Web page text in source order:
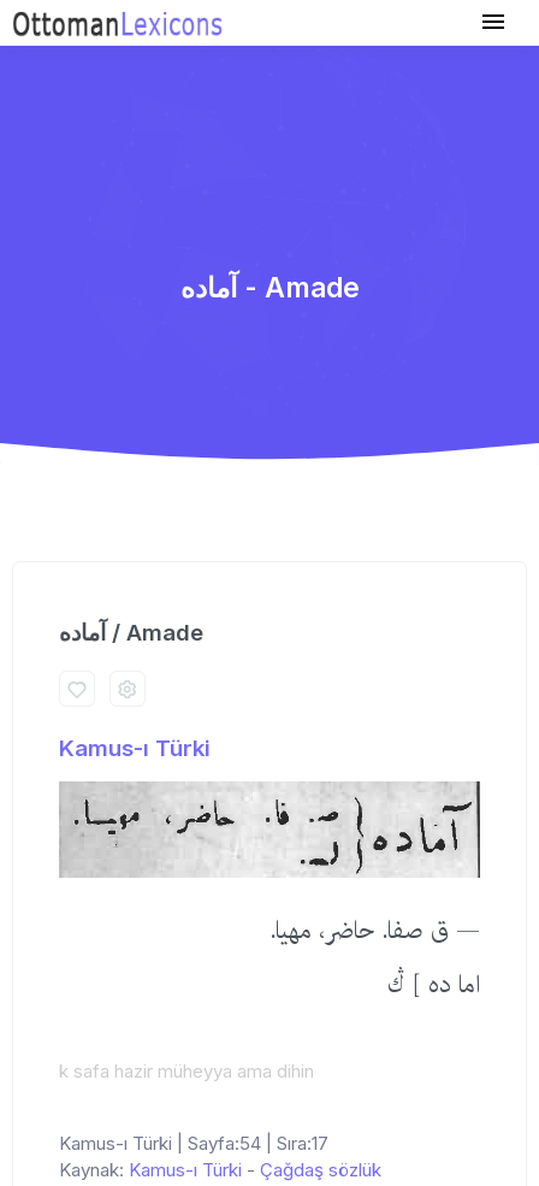
آماده - Amade
آماده / Amade
Kamus-ı Türki
— ق صفا. حاضر، مهیا.
اما ده ] ڭ
k safa hazir müheyya ama dihin
Kamus-ı Türki | Sayfa:54 | Sıra:17
Kaynak: Kamus-ı Türki - Çağdaş sözlük